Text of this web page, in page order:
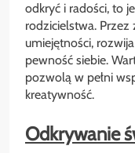
odkryć i radości, to
rodzicielstwa.
umiejętności,
pewność siebie.
pozwolą w pełni
kreatywność.
Odkrywanie